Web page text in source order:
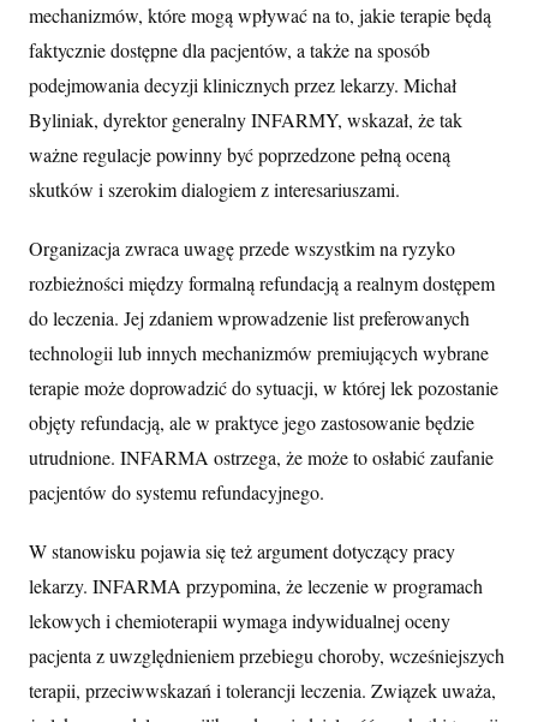
mechanizmów, które mogą wpływać na to, jakie terapie będą
faktycznie dostępne dla pacjentów, a także na sposób
podejmowania decyzji klinicznych przez lekarzy. Michał
Byliniak, dyrektor generalny INFARMY, wskazał, że tak
ważne regulacje powinny być poprzedzone pełną oceną
skutków i szerokim dialogiem z interesariuszami.
Organizacja zwraca uwagę przede wszystkim na ryzyko
rozbieżności między formalną refundacją a realnym dostępem
do leczenia. Jej zdaniem wprowadzenie list preferowanych
technologii lub innych mechanizmów premiujących wybrane
terapie może doprowadzić do sytuacji, w której lek pozostanie
objęty refundacją, ale w praktyce jego zastosowanie będzie
utrudnione. INFARMA ostrzega, że może to osłabić zaufanie
pacjentów do systemu refundacyjnego.
W stanowisku pojawia się też argument dotyczący pracy
lekarzy. INFARMA przypomina, że leczenie w programach
lekowych i chemioterapii wymaga indywidualnej oceny
pacjenta z uwzględnieniem przebiegu choroby, wcześniejszych
terapii, przeciwwskazań i tolerancji leczenia. Związek uważa,